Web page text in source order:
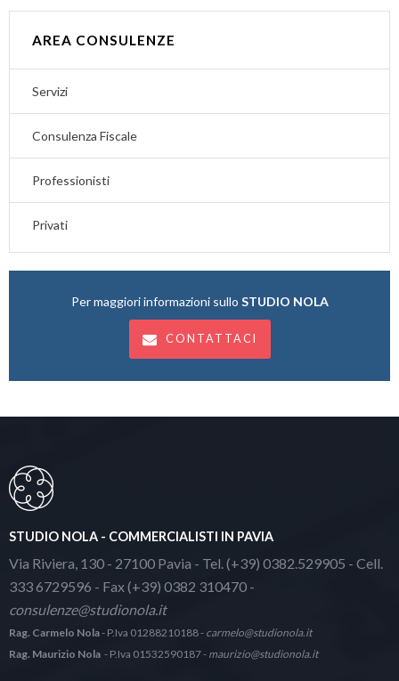
AREA CONSULENZE
Servizi
Consulenza Fiscale
Professionisti
Privati
Per maggiori informazioni sullo STUDIO NOLA
CONTATTACI
STUDIO NOLA - COMMERCIALISTI IN PAVIA
Via Riviera, 130 - 27100 Pavia - Tel. (+39) 0382.529905 - Cell.
333 6729596 - Fax (+39) 0382 310470 -
consulenze@studionola.it
Rag. Carmelo Nola- P.Iva 01288210188 - carmelo@studionola.it
Rag. Maurizio Nola - P.Iva 01532590187 - maurizio@studionola.it